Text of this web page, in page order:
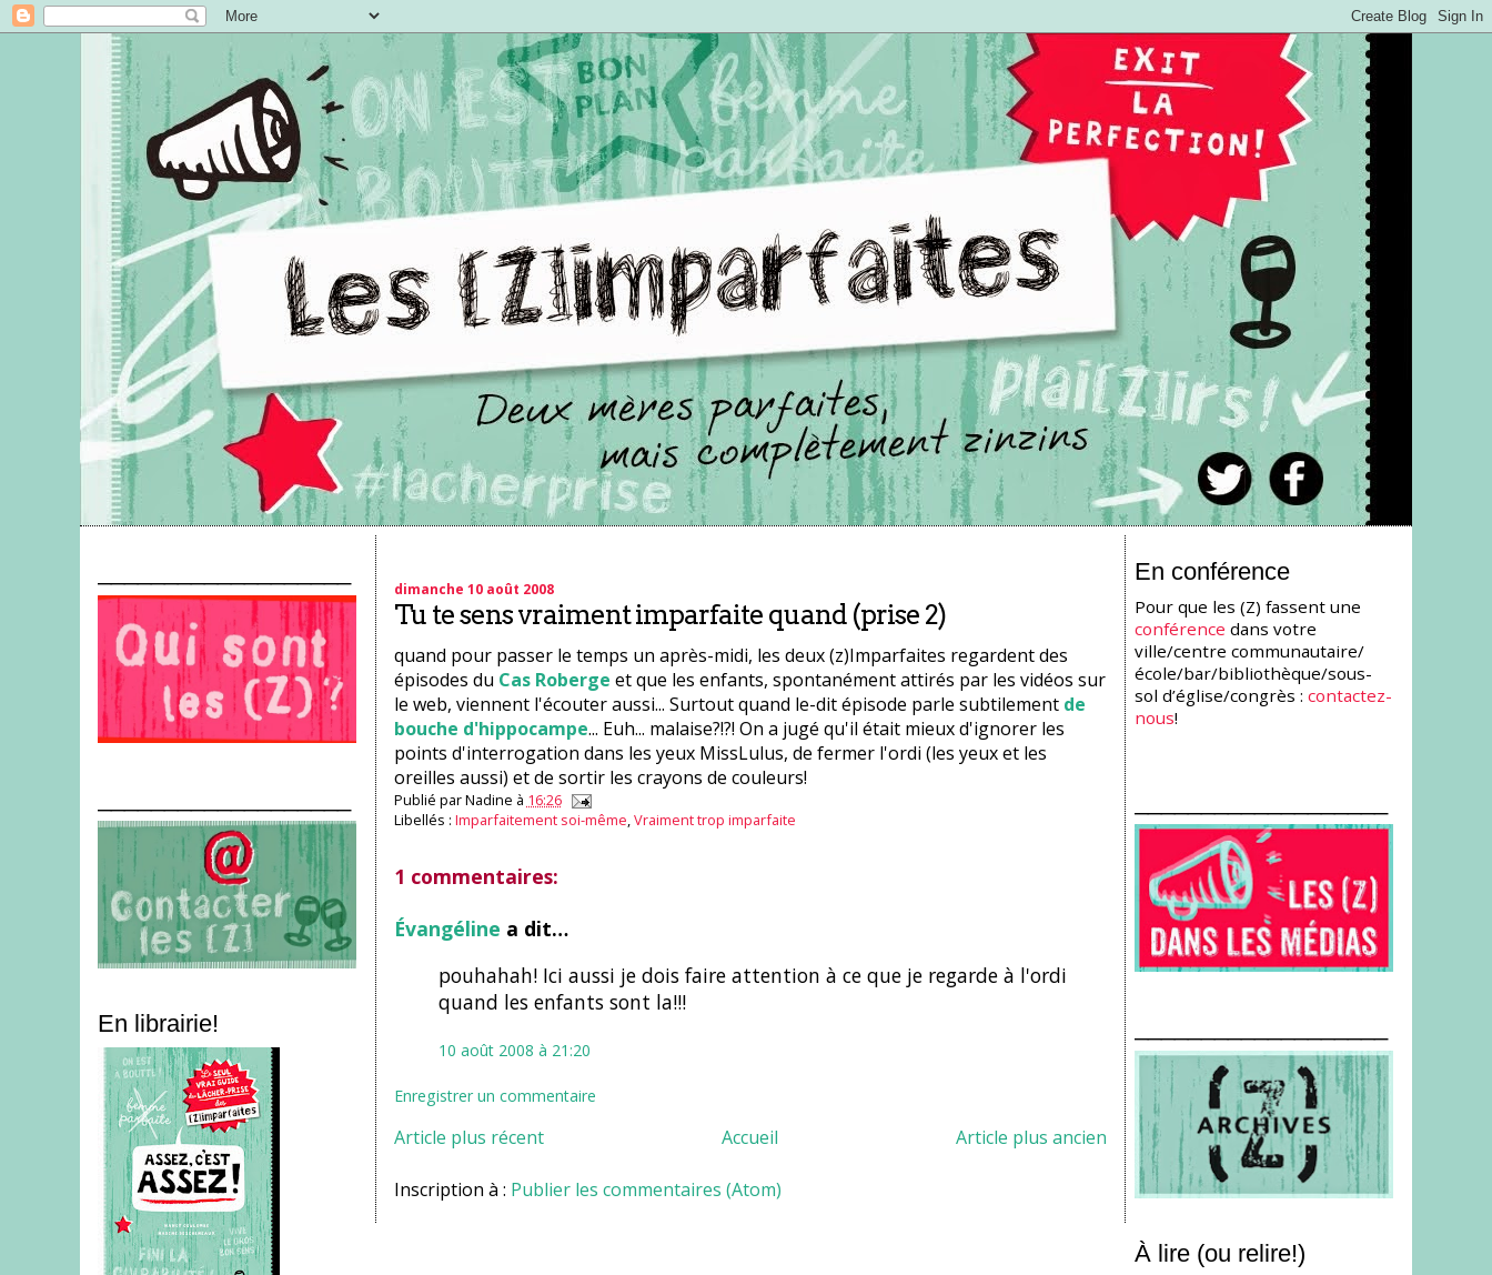
En librairie!
dimanche 10 août 2008
Tu te sens vraiment imparfaite quand (prise 2)
quand pour passer le temps un après-midi, les deux (z)Imparfaites regardent des
épisodes du Cas Roberge et que les enfants, spontanément attirés par les vidéos sur
le web, viennent l'écouter aussi... Surtout quand le-dit épisode parle subtilement de
bouche d'hippocampe... Euh... malaise?!?! On a jugé qu'il était mieux d'ignorer les
points d'interrogation dans les yeux MissLulus, de fermer l'ordi (les yeux et les
oreilles aussi) et de sortir les crayons de couleurs!
Publié parNadine à 16:26
Libellés : Imparfaitement soi-même,Vraiment trop imparfaite
1 commentaires:
Évangéline a dit…
pouhahah! Ici aussi je dois faire attention à ce que je regarde à l'ordi
quand les enfants sont la!!!
10 août 2008 à 21:20
Enregistrer un commentaire
Article plus récent Article plus ancien
Accueil
Inscription à : Publier les commentaires (Atom)
En conférence
Pour que les (Z) fassent une
conférence dans votre
ville/centre communautaire/
école/bar/bibliothèque/sous-
sol d’église/congrès :contactez-
nous!
À lire (ou relire!)